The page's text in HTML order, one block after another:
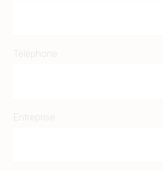
Téléphone
Entreprise